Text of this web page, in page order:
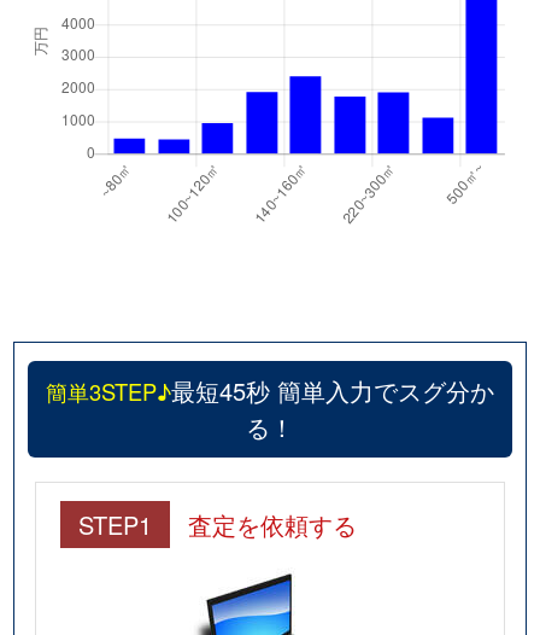
簡単3STEP♪最短45秒 簡単入力でスグ分か
る！
STEP1 査定を依頼する